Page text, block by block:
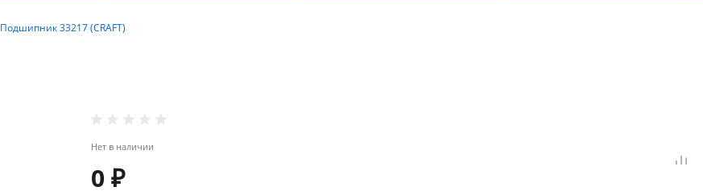
Подшипник 33217 (CRAFT)
Нет в наличии
0 ₽